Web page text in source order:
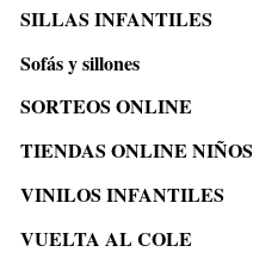
SILLAS INFANTILES
Sofás y sillones
SORTEOS ONLINE
TIENDAS ONLINE NIÑOS
VINILOS INFANTILES
VUELTA AL COLE